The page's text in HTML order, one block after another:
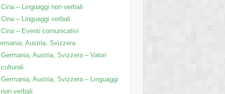
Cina – Linguaggi non verbali
Cina – Linguaggi verbali
Cina – Eventi comunicativi
Austria, Svizzera
Germania, Austria, Svizzera – Valori
culturali
Germania, Austria, Svizzera – Linguaggi
non verbali